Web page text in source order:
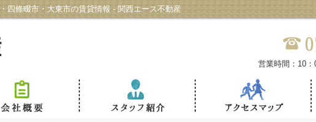
四條畷市・大東市の賃貸情報 - 関西エース不動産
営業時間：10